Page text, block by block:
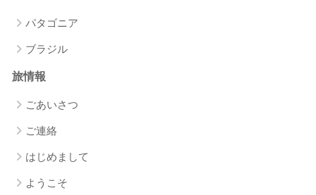
パタゴニア
ブラジル
旅情報
ごあいさつ
ご連絡
はじめまして
ようこそ